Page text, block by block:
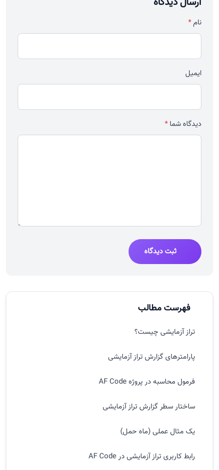
ایمیل
دیدگاه شما*
ثبت دیدگاه
فهرست مطالب
تراز آزمایشی چیست؟
پارامترهای گزارش تراز آزمایشی
فرمول محاسبه در پروژه AF Code
ساختار سطر گزارش تراز آزمایشی
یک مثال عملی (ماه حمل)
رابط کاربری تراز آزمایشی در AF Code